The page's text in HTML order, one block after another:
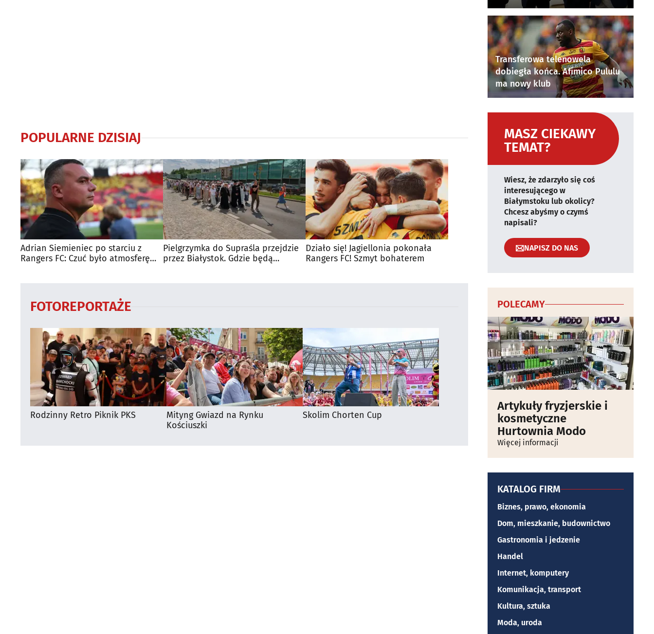
POPULARNE DZISIAJ
Adrian Siemieniec po starciu z
Rangers FC: Czuć było atmosferę
Pielgrzymka do Supraśla przejdzie
przez Białystok. Gdzie będą
Działo się! Jagiellonia pokonała
Rangers FC! Szmyt bohaterem
FOTOREPORTAŻE
Rodzinny Retro Piknik PKS
Mityng Gwiazd na Rynku
Kościuszki
Skolim Chorten Cup
Transferowa telenowela
dobiegła końca. Afimico Pululu
ma nowy klub
MASZ CIEKAWY
TEMAT?
Wiesz, że zdarzyło się coś
interesującego w
Białymstoku lub okolicy?
Chcesz abyśmy o czymś
napisali?
NAPISZ DO NAS
POLECAMY
Artykuły fryzjerskie i
kosmetyczne
Hurtownia Modo
Więcej informacji
KATALOG FIRM
Biznes, prawo, ekonomia
Dom, mieszkanie, budownictwo
Gastronomia i jedzenie
Handel
Internet, komputery
Komunikacja, transport
Kultura, sztuka
Moda, uroda